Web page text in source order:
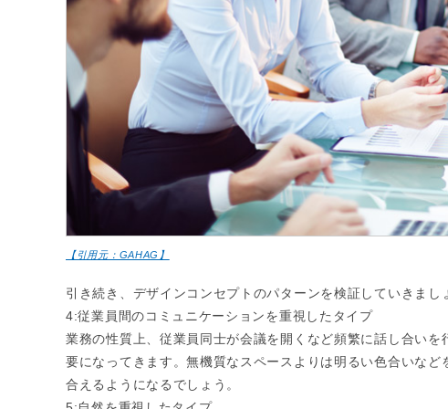
【引用元：GAHAG】
引き続き、デザインコンセプトのパターンを検証していきまし
4:従業員間のコミュニケーションを重視したタイプ
業務の性質上、従業員同士が会議を開くなど頻繁に話し合い
要になってきます。無機質なスペースよりは明るい色合いな
合えるようになるでしょう。